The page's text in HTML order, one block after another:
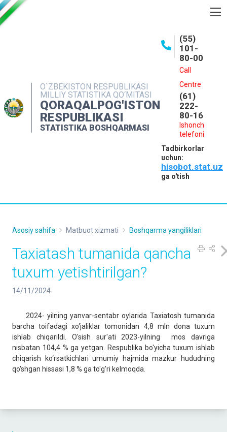
O`ZBEKISTON RESPUBLIKASI
MILLIY STATISTIKA QO‘MITASI
QORAQALPOG'ISTON
RESPUBLIKASI
STATISTIKA BOSHQARMASI
(55)
101-
80-00
Call
Centre
(61)
222-
80-16
Ishonch
telefoni
Tadbirkorlar
uchun:
hisobot.stat.uz
ga o'tish
INTERAKTIV XIZMATLAR
MATBUOT XIZMATI
MUROJAATLAR
Asosiy sahifa Matbuot xizmati Boshqarma yangiliklari
Taxiatash tumanida qancha
tuxum yetishtirilgan?
14/11/2024
2024- yilning yanvar-sentabr oylarida Taxiatosh tumanida
barcha toifadagi xo‘jaliklar tomonidan 4,8 mln dona tuxum
ishlab chiqarildi. O'sish sur'ati 2023-yilning mos davriga
nisbatan 104,4 % ga yetgan. Respublika bo'yicha tuxum ishlab
chiqarish ko‘rsatkichlari umumiy hajmida mazkur hududning
qo'shgan hissasi 1,8 % ga to'g'ri kelmoqda.